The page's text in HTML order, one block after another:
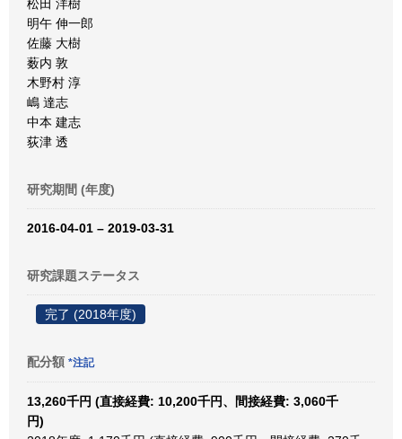
松田 洋樹
明午 伸一郎
佐藤 大樹
薮内 敦
木野村 淳
嶋 達志
中本 建志
荻津 透
研究期間 (年度)
2016-04-01 – 2019-03-31
研究課題ステータス
完了 (2018年度)
配分額 *注記
13,260千円 (直接経費: 10,200千円、間接経費: 3,060千
円)